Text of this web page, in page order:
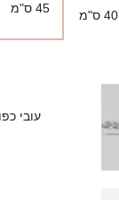
40 ס"מ 45 ס"מ
עובי